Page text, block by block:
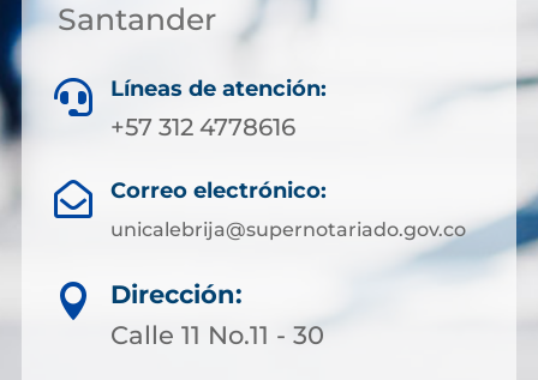
Santander
 Líneas de atención:
+57 312 4778616
 Correo electrónico:
unicalebrija@supernotariado.gov.co

Dirección:
Calle 11 No.11 - 30